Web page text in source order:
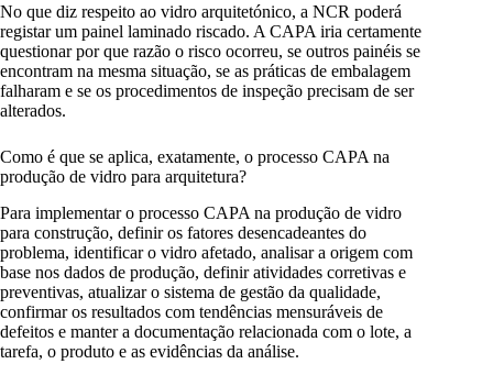
No que diz respeito ao vidro arquitetónico, a NCR poderá
registar um painel laminado riscado. A CAPA iria certamente
questionar por que razão o risco ocorreu, se outros painéis se
encontram na mesma situação, se as práticas de embalagem
falharam e se os procedimentos de inspeção precisam de ser
alterados.
Como é que se aplica, exatamente, o processo CAPA na
produção de vidro para arquitetura?
Para implementar o processo CAPA na produção de vidro
para construção, definir os fatores desencadeantes do
problema, identificar o vidro afetado, analisar a origem com
base nos dados de produção, definir atividades corretivas e
preventivas, atualizar o sistema de gestão da qualidade,
confirmar os resultados com tendências mensuráveis de
defeitos e manter a documentação relacionada com o lote, a
tarefa, o produto e as evidências da análise.